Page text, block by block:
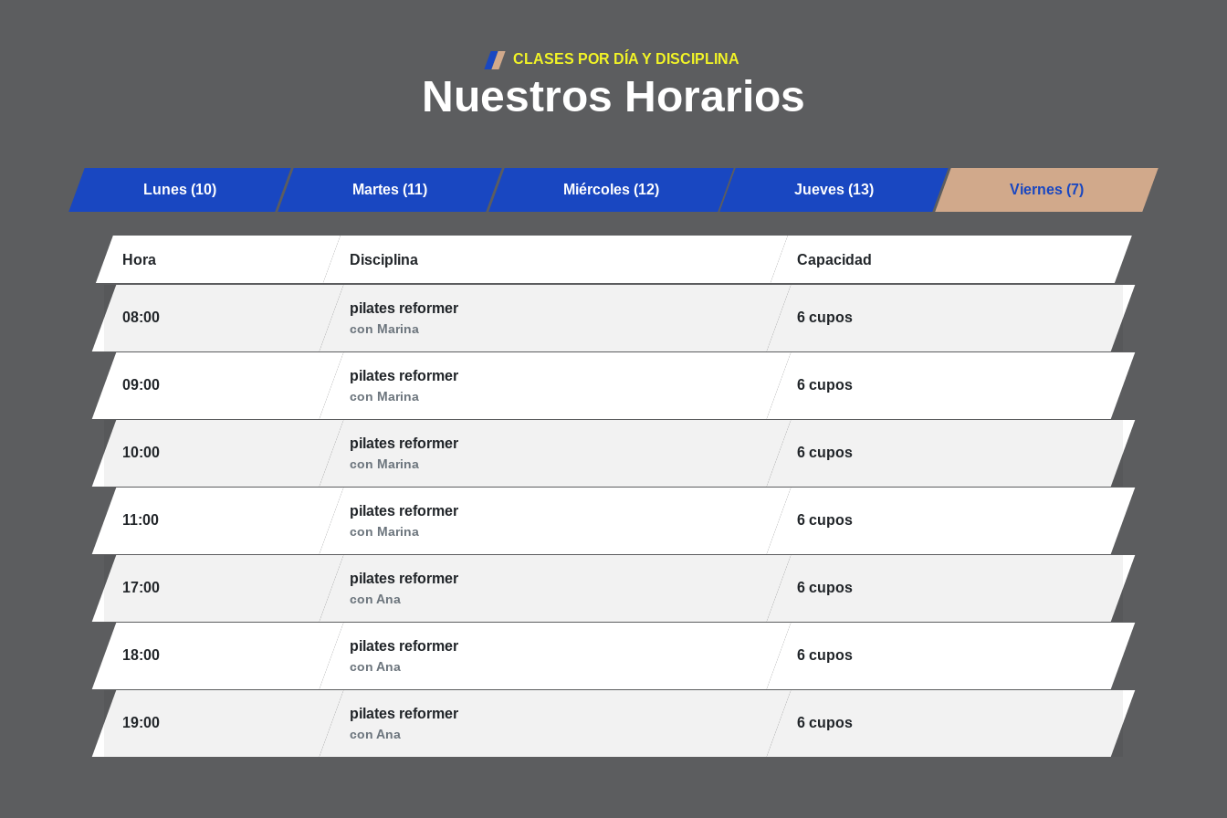
CLASES POR DÍA Y DISCIPLINA
Nuestros Horarios
Lunes (10) Martes (11) Miércoles (12) Jueves (13) Viernes (7)
Hora Disciplina Capacidad
08:00
pilates reformer
con Marina
6 cupos
09:00
pilates reformer
con Marina
6 cupos
10:00
pilates reformer
con Marina
6 cupos
11:00
pilates reformer
con Marina
6 cupos
17:00
pilates reformer
con Ana
6 cupos
18:00
pilates reformer
con Ana
6 cupos
19:00
pilates reformer
con Ana
6 cupos